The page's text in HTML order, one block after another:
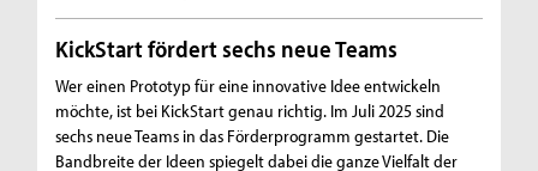
KickStart fördert sechs neue Teams
Wer einen Prototyp für eine innovative Idee entwickeln
möchte, ist bei KickStart genau richtig. Im Juli 2025 sind
sechs neue Teams in das Förderprogramm gestartet. Die
Bandbreite der Ideen spiegelt dabei die ganze Vielfalt der